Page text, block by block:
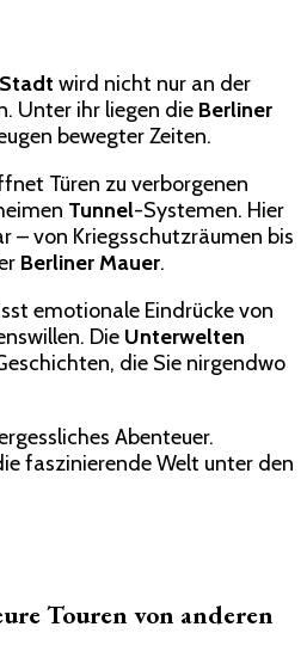
Stadt wird nicht nur an der
Unter ihr liegen die Berliner
bewegter Zeiten.
Türen zu verborgenen
Tunnel-Systemen. Hier
– von Kriegsschutzräumen bis
Berliner Mauer.
emotionale Eindrücke von
Die Unterwelten
die Sie nirgendwo
Abenteuer.
faszinierende Welt unter den
Touren von anderen